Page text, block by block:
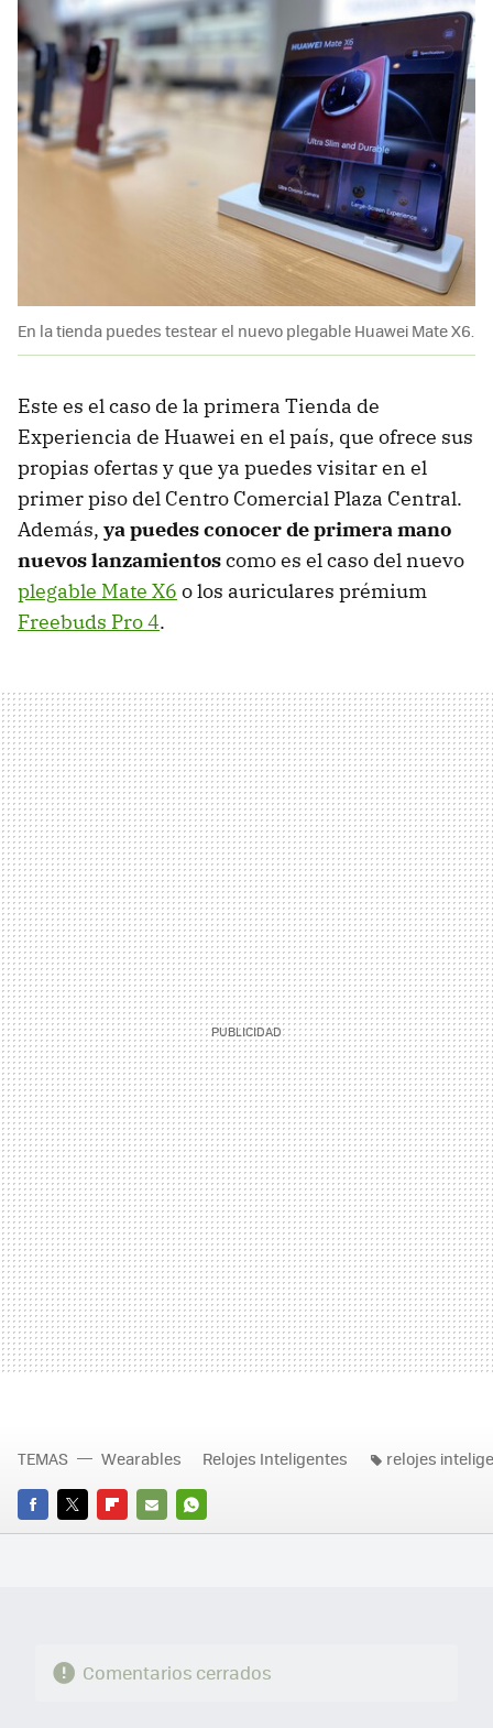
En la tienda puedes testear el nuevo plegable Huawei Mate X6.
Este es el caso de la primera Tienda de
Experiencia de Huawei en el país, que ofrece sus
propias ofertas y que ya puedes visitar en el
primer piso del Centro Comercial Plaza Central.
Además, ya puedes conocer de primera mano
nuevos lanzamientoscomo es el caso del nuevo
plegable Mate X6 o los auriculares prémium
Freebuds Pro 4.
FACEBOOK
TWITTERFLIPBOARD
E-
WHATSAPP
TEMAS Wearables Relojes Inteligentes relojes
Comentarios cerrados